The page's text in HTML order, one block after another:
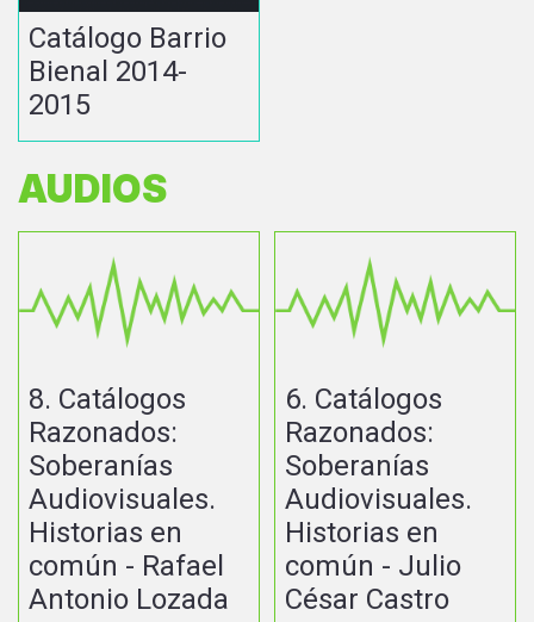
Catálogo Barrio
Bienal 2014-
2015
AUDIOS
8. Catálogos
Razonados:
Soberanías
Audiovisuales.
Historias en
común - Rafael
Antonio Lozada
6. Catálogos
Razonados:
Soberanías
Audiovisuales.
Historias en
común - Julio
César Castro